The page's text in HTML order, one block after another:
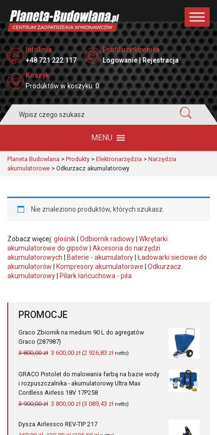
Infolinia
+48 721 222 117
Profil użytkownika
Logowanie | Rejestracja
Koszyk
Produktów w koszyku: 0
for:
MENU
Planeta Budowlana > Produkty > Elektronarzędzia > Narzędzia
akumulatorowe > Odkurzacz akumulatorowy
Nie znaleziono produktów, których szukasz.
Zobacz więcej: głośnik Odbiornik radiowy Wkrętarki
akumulatorowe do gipsów
Akcesoria do narzędzi
akumulatorowych
Baterie - akumulatory Ładowarki sieciowe do
akumulatorów
Kompresory akumulatorowe
Odkurzacz
akumulatorowy
Pilark łańcuchowa - piła
PROMOCJE
Graco Zbiornik na medium 90 L do agregatów
Graco (287987)
3 800,00zł Pierwotna
wynosiła:
800,00 zł.
3 600,00 złAktualna
wynosi:
600,00 zł.
(2 926,83 złnetto)
GRACO Pistolet do malowania farbą na bazie wody
i rozpuszczalnika - akumulatorowy Ultra Max
Cordless Airless 18V 17P258
3 900,00zł Pierwotna
wynosiła:
3 800,00 złAktualna
wynosi:
(3 089,43 złnetto)
Dysza Airlessco REV-TIP 217